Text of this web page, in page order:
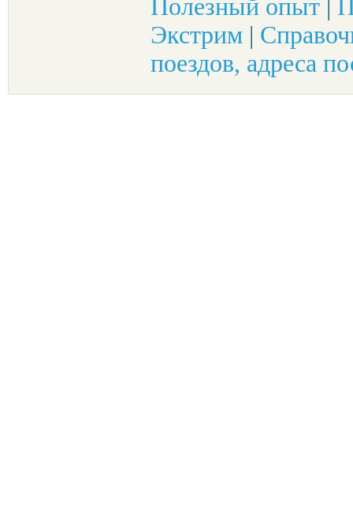
Полезный опыт
Экстрим |
поездов, адреса